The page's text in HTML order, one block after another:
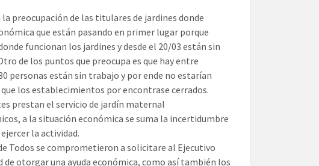
la preocupación de las titulares de jardines donde
que están pasando en primer lugar porque
funcionan los jardines y desde el 20/03 están sin
de los puntos que preocupa es que hay entre
personas están sin trabajo y por ende no estarían
los establecimientos por encontrase cerrados.
prestan el servicio de jardín maternal
a la situación económica se suma la incertidumbre
la actividad.
Todos se comprometieron a solicitare al Ejecutivo
de otorgar una ayuda económica, como así también los